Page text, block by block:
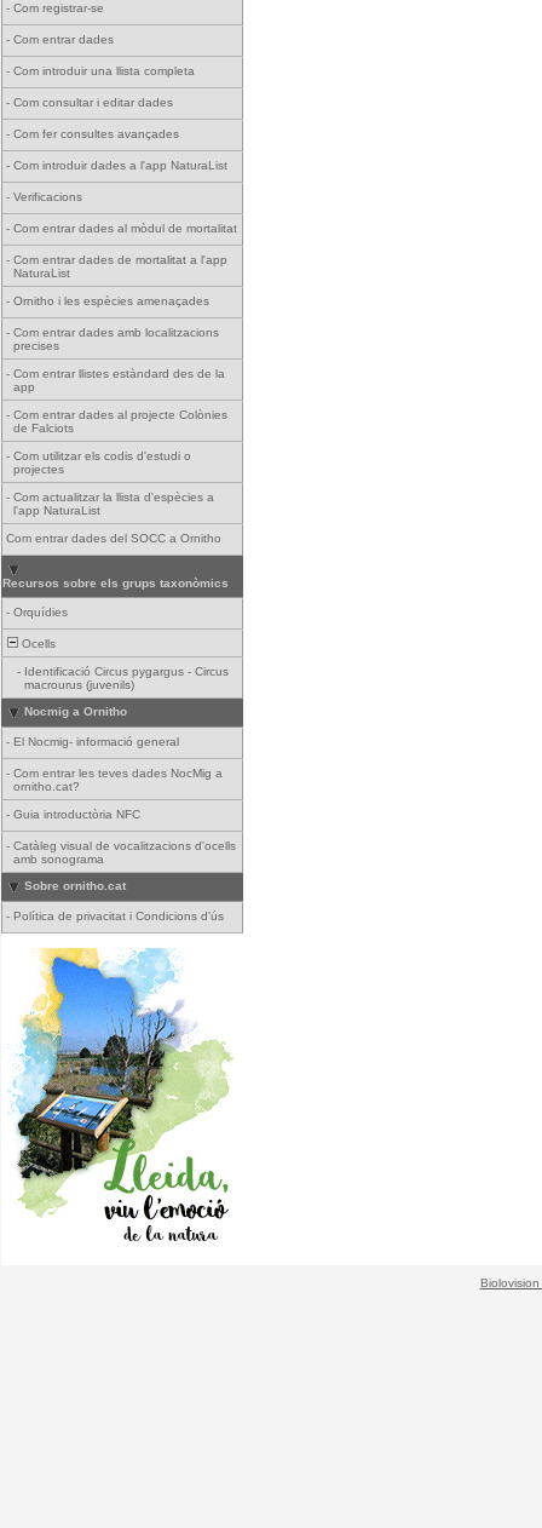
- Com registrar-se
- Com entrar dades
- Com introduir una llista completa
- Com consultar i editar dades
- Com fer consultes avançades
- Com introduir dades a l'app NaturaList
- Verificacions
- Com entrar dades al mòdul de mortalitat
- Com entrar dades de mortalitat a l'app
NaturaList
- Ornitho i les espècies amenaçades
- Com entrar dades amb localitzacions
precises
- Com entrar llistes estàndard des de la
app
- Com entrar dades al projecte Colònies
de Falciots
- Com utilitzar els codis d'estudi o
projectes
- Com actualitzar la llista d'espècies a
l'app NaturaList
Com entrar dades del SOCC a Ornitho
Recursos sobre els grups taxonòmics
- Orquídies
Ocells
- Identificació Circus pygargus - Circus
macrourus (juvenils)
Nocmig a Ornitho
- El Nocmig- informació general
- Com entrar les teves dades NocMig a
ornitho.cat?
- Guia introductòria NFC
- Catàleg visual de vocalitzacions d'ocells
amb sonograma
Sobre ornitho.cat
- Política de privacitat i Condicions d'ús
Biolovision